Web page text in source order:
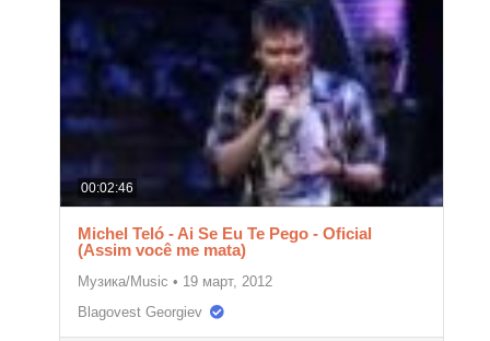
00:02:46
Michel Teló - Ai Se Eu Te Pego - Oficial
(Assim você me mata)
Музика/Music • 19 март, 2012
Blagovest Georgiev